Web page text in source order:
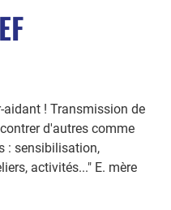
aidant ! Transmission de
d'autres comme
: sensibilisation,
activités..." E. mère